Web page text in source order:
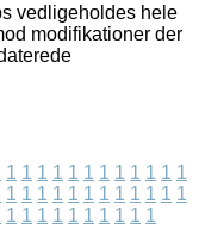
vedligeholdes hele
modifikationer der
1 1 1 1 1 1 1 1 1 1 1 1
1 1 1 1 1 1 1 1 1 1 1 1
1 1 1 1 1 1 1 1 1 1